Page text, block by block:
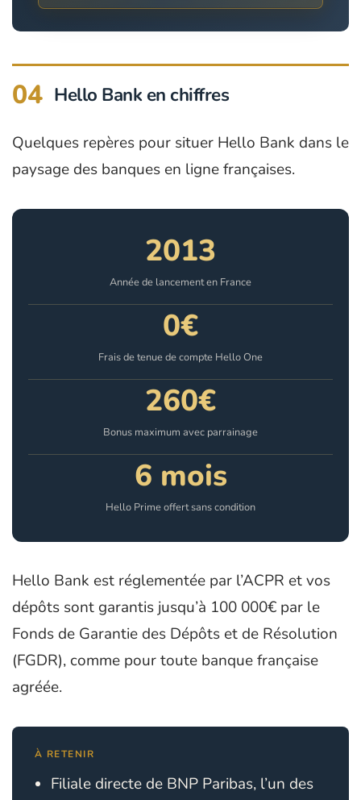
04 Hello Bank en chiffres
Quelques repères pour situer Hello Bank dans le
paysage des banques en ligne françaises.
2013
Année de lancement en France
0€
Frais de tenue de compte Hello One
260€
Bonus maximum avec parrainage
6 mois
Hello Prime offert sans condition
Hello Bank est réglementée par l’ACPR et vos
dépôts sont garantis jusqu’à 100 000€ par le
Fonds de Garantie des Dépôts et de Résolution
(FGDR), comme pour toute banque française
agréée.
À RETENIR
Filiale directe de BNP Paribas, l’un des